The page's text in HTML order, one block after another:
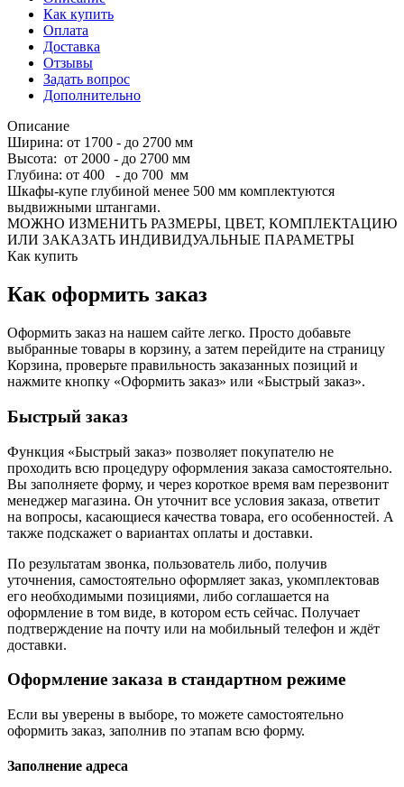
Как купить
Оплата
Доставка
Отзывы
Задать вопрос
Дополнительно
Описание
Ширина: от 1700 - до 2700 мм
Высота: от 2000 - до 2700 мм
Глубина: от 400 - до 700 мм
Шкафы-купе глубиной менее 500 мм комплектуются
выдвижными штангами.
МОЖНО ИЗМЕНИТЬ РАЗМЕРЫ, ЦВЕТ, КОМПЛЕКТАЦИЮ
ИЛИ ЗАКАЗАТЬ ИНДИВИДУАЛЬНЫЕ ПАРАМЕТРЫ
Как купить
Как оформить заказ
Оформить заказ на нашем сайте легко. Просто добавьте
выбранные товары в корзину, а затем перейдите на страницу
Корзина, проверьте правильность заказанных позиций и
нажмите кнопку «Оформить заказ» или «Быстрый заказ».
Быстрый заказ
Функция «Быстрый заказ» позволяет покупателю не
проходить всю процедуру оформления заказа самостоятельно.
Вы заполняете форму, и через короткое время вам перезвонит
менеджер магазина. Он уточнит все условия заказа, ответит
на вопросы, касающиеся качества товара, его особенностей. А
также подскажет о вариантах оплаты и доставки.
По результатам звонка, пользователь либо, получив
уточнения, самостоятельно оформляет заказ, укомплектовав
его необходимыми позициями, либо соглашается на
оформление в том виде, в котором есть сейчас. Получает
подтверждение на почту или на мобильный телефон и ждёт
доставки.
Оформление заказа в стандартном режиме
Если вы уверены в выборе, то можете самостоятельно
оформить заказ, заполнив по этапам всю форму.
Заполнение адреса